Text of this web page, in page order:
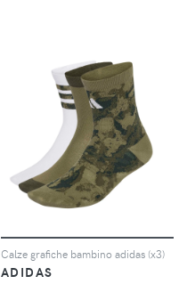
Calze grafiche bambino adidas (x3)
ADIDAS